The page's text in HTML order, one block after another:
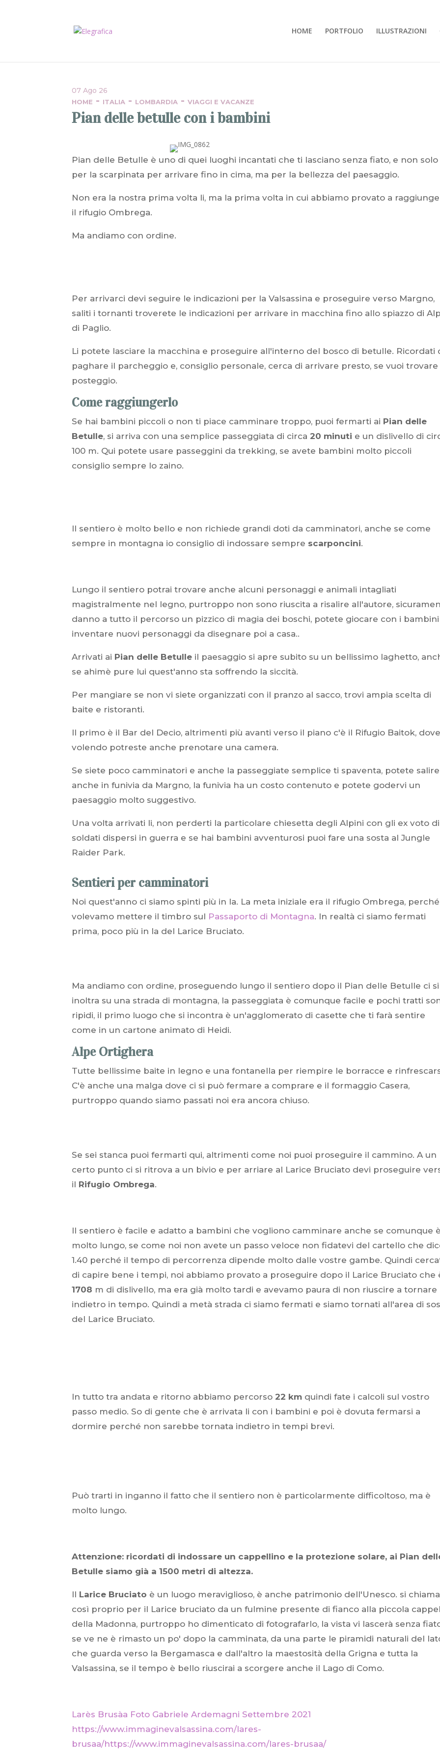
HOME PORTFOLIO ILLUSTRAZIONI
HOME - ITALIA - LOMBARDIA - VIAGGI E VACANZE
07 Ago 26
Pian delle betulle con i bambini
Pian delle Betulle è uno di quei luoghi incantati che ti lasciano senza fiato, e non solo
per la scarpinata per arrivare fino in cima, ma per la bellezza del paesaggio.
Non era la nostra prima volta li, ma la prima volta in cui abbiamo provato a
il rifugio Ombrega.
Ma andiamo con ordine.
Per arrivarci devi seguire le indicazioni per la Valsassina e proseguire verso Margno,
saliti i tornanti troverete le indicazioni per arrivare in macchina fino allo spiazzo di
di Paglio.
Li potete lasciare la macchina e proseguire all'interno del bosco di betulle. Ricordati
paghare il parcheggio e, consiglio personale, cerca di arrivare presto, se vuoi trovare
posteggio.
Come raggiungerlo
Se hai bambini piccoli o non ti piace camminare troppo, puoi fermarti ai Pian delle
Betulle, si arriva con una semplice passeggiata di circa 20 minuti e un dislivello di
100 m. Qui potete usare passeggini da trekking, se avete bambini molto piccoli
consiglio sempre lo zaino.
Il sentiero è molto bello e non richiede grandi doti da camminatori, anche se come
sempre in montagna io consiglio di indossare sempre scarponcini.
Lungo il sentiero potrai trovare anche alcuni personaggi e animali intagliati
magistralmente nel legno, purtroppo non sono riuscita a risalire all'autore,
danno a tutto il percorso un pizzico di magia dei boschi, potete giocare con i bambini
inventare nuovi personaggi da disegnare poi a casa..
Arrivati ai Pian delle Betulle il paesaggio si apre subito su un bellissimo laghetto,
se ahimè pure lui quest'anno sta soffrendo la siccità.
Per mangiare se non vi siete organizzati con il pranzo al sacco, trovi ampia scelta di
baite e ristoranti.
Il primo è il Bar del Decio, altrimenti più avanti verso il piano c'è il Rifugio Baitok, dove
volendo potreste anche prenotare una camera.
Se siete poco camminatori e anche la passeggiate semplice ti spaventa, potete salire
anche in funivia da Margno, la funivia ha un costo contenuto e potete godervi un
paesaggio molto suggestivo.
Una volta arrivati li, non perderti la particolare chiesetta degli Alpini con gli ex voto di
soldati dispersi in guerra e se hai bambini avventurosi puoi fare una sosta al Jungle
Raider Park.
Sentieri per camminatori
Noi quest'anno ci siamo spinti più in la. La meta iniziale era il rifugio Ombrega, perché
volevamo mettere il timbro sul Passaporto di Montagna. In realtà ci siamo fermati
prima, poco più in la del Larice Bruciato.
Ma andiamo con ordine, proseguendo lungo il sentiero dopo il Pian delle Betulle ci si
inoltra su una strada di montagna, la passeggiata è comunque facile e pochi tratti
ripidi, il primo luogo che si incontra è un'agglomerato di casette che ti farà sentire
come in un cartone animato di Heidi.
Alpe Ortighera
Tutte bellissime baite in legno e una fontanella per riempire le borracce e
C'è anche una malga dove ci si può fermare a comprare e il formaggio Casera,
purtroppo quando siamo passati noi era ancora chiuso.
Se sei stanca puoi fermarti qui, altrimenti come noi puoi proseguire il cammino. A un
certo punto ci si ritrova a un bivio e per arriare al Larice Bruciato devi proseguire
il Rifugio Ombrega.
Il sentiero è facile e adatto a bambini che vogliono camminare anche se comunque è
molto lungo, se come noi non avete un passo veloce non fidatevi del cartello che
1.40 perché il tempo di percorrenza dipende molto dalle vostre gambe. Quindi
di capire bene i tempi, noi abbiamo provato a proseguire dopo il Larice Bruciato che
1708 m di dislivello, ma era già molto tardi e avevamo paura di non riuscire a tornare
indietro in tempo. Quindi a metà strada ci siamo fermati e siamo tornati all'area di
del Larice Bruciato.
In tutto tra andata e ritorno abbiamo percorso 22 km quindi fate i calcoli sul vostro
passo medio. So di gente che è arrivata li con i bambini e poi è dovuta fermarsi a
dormire perché non sarebbe tornata indietro in tempi brevi.
Può trarti in inganno il fatto che il sentiero non è particolarmente difficoltoso, ma è
molto lungo.
Attenzione: ricordati di indossare un cappellino e la protezione solare, ai Pian
Betulle siamo già a 1500 metri di altezza.
Il Larice Bruciato è un luogo meraviglioso, è anche patrimonio dell'Unesco. si chiama
così proprio per il Larice bruciato da un fulmine presente di fianco alla piccola
della Madonna, purtroppo ho dimenticato di fotografarlo, la vista vi lascerà senza
se ve ne è rimasto un po' dopo la camminata, da una parte le piramidi naturali del
che guarda verso la Bergamasca e dall'altro la maestosità della Grigna e tutta la
Valsassina, se il tempo è bello riuscirai a scorgere anche il Lago di Como.
Larès Brusàa Foto Gabriele Ardemagni Settembre 2021
https://www.immaginevalsassina.com/lares-
brusaa/https://www.immaginevalsassina.com/lares-brusaa/